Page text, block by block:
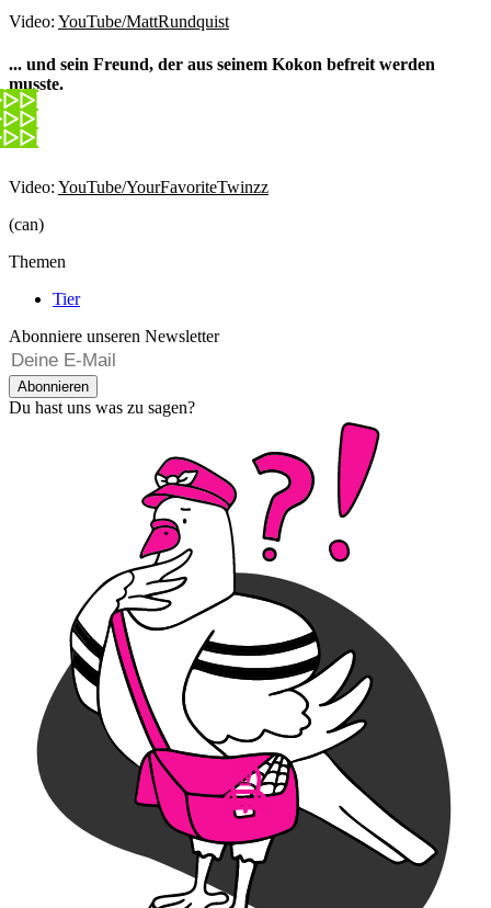
Video: YouTube/MattRundquist
... und sein Freund, der aus seinem Kokon befreit werden
musste.
Video: YouTube/YourFavoriteTwinzz
(can)
Themen
Tier
Abonniere unseren Newsletter
Abonnieren
Du hast uns was zu sagen?